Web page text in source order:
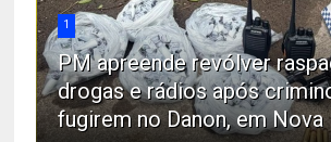
1
PM apreende revólver
drogas e rádios após
fugirem no Danon, em Nova